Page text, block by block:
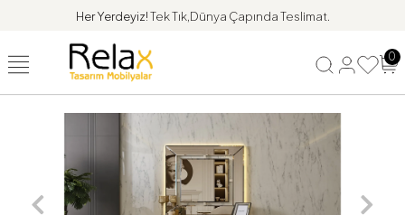
Her Yerdeyiz!Tek Tık,Dünya Çapında Teslimat.
0